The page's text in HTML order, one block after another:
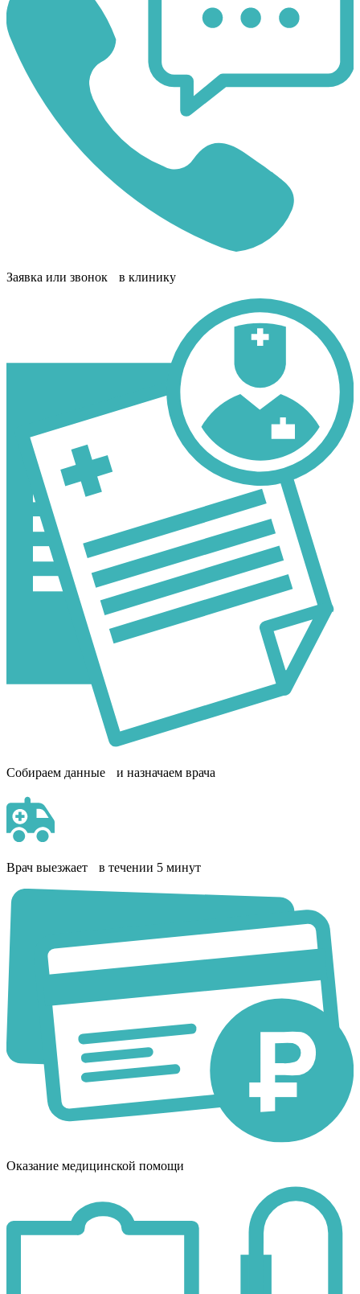
Заявка или звонок в клинику
Собираем данные и назначаем врача
Врач выезжает в течении 5 минут
Оказание медицинской помощи